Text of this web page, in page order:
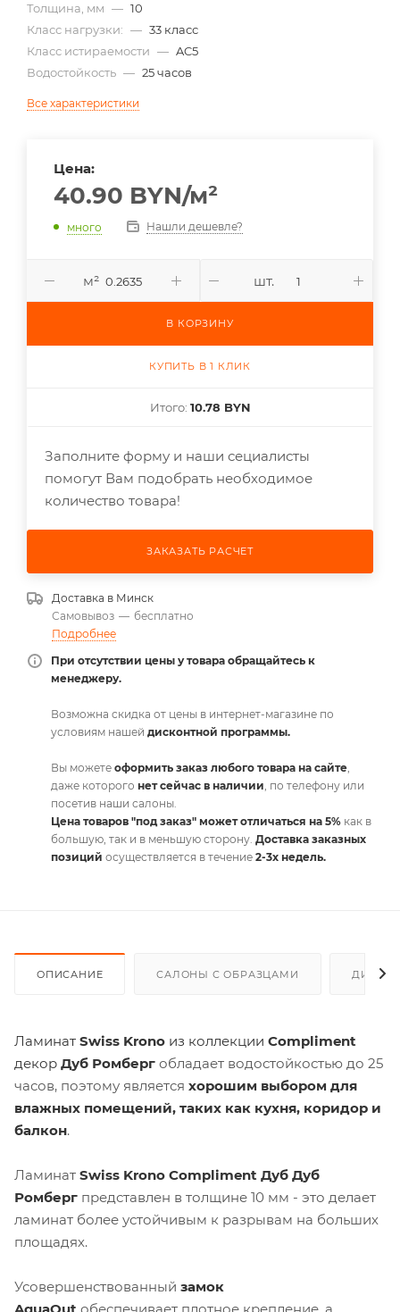
Толщина, мм — 10
Класс нагрузки: — 33 класс
Класс истираемости — AC5
Водостойкость — 25 часов
Все характеристики
Цена:
40.90 BYN/м²
много Нашли дешевле?
м² шт.
В КОРЗИНУ
КУПИТЬ В 1 КЛИК
Итого: 10.78 BYN
Заполните форму и наши сециалисты
помогут Вам подобрать необходимое
количество товара!
ЗАКАЗАТЬ РАСЧЕТ
Доставка в Минск
Самовывоз — бесплатно
Подробнее
При отсутствии цены у товара обращайтесь к
менеджеру.
Возможна скидка от цены в интернет-магазине по
условиям нашей дисконтной программы.
Вы можете оформить заказ любого товара на сайте,
даже которого нет сейчас в наличии, по телефону или
посетив наши салоны.
Цена товаров "под заказ" может отличаться на 5% как в
большую, так и в меньшую сторону. Доставка заказных
позиций осуществляется в течение 2-3х недель.
ОПИСАНИЕ САЛОНЫ С ОБРАЗЦАМИ
Ламинат Swiss Krono из коллекции Сompliment
декор Дуб Ромберг обладает водостойкостью до 25
часов, поэтому является хорошим выбором для
влажных помещений, таких как кухня, коридор и
балкон.
Ламинат Swiss Krono Сompliment Дуб Дуб
Ромберг представлен в толщине 10 мм - это делает
ламинат более устойчивым к разрывам на больших
площадях.
Усовершенствованный замок